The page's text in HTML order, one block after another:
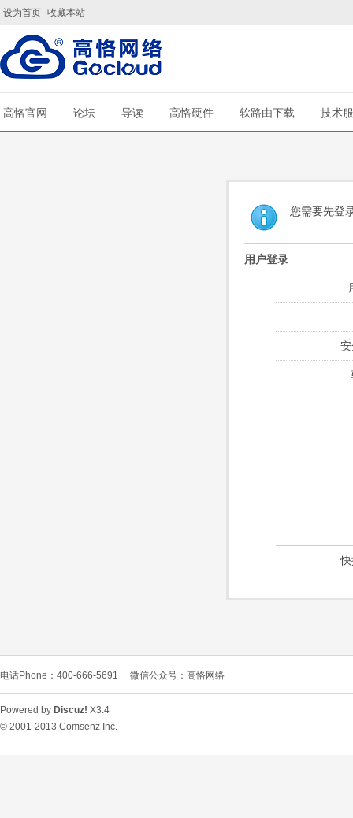
设为首页 收藏本站
高恪官网 论坛 导读 高恪硬件 软路由下载 技术
您需要先登
用户登录
电话Phone：400-666-5691 微信公众号：高恪网络
Powered by Discuz! X3.4
© 2001-2013 Comsenz Inc.